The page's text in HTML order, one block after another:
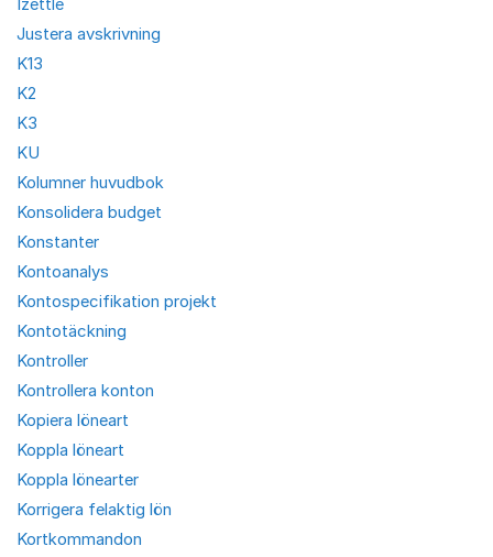
Izettle
Justera avskrivning
K13
K2
K3
KU
Kolumner huvudbok
Konsolidera budget
Konstanter
Kontoanalys
Kontospecifikation projekt
Kontotäckning
Kontroller
Kontrollera konton
Kopiera löneart
Koppla löneart
Koppla lönearter
Korrigera felaktig lön
Kortkommandon